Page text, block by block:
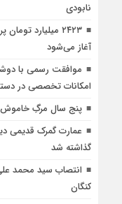
نابودی
۲۴۲۳ میلیارد
آغاز می‌شود
موافقت رسمی با
امکانات تخصصی در
پنج سال مرگِ خاموش
عمارت گمرک قدیمی
گذاشته شد
کنگان